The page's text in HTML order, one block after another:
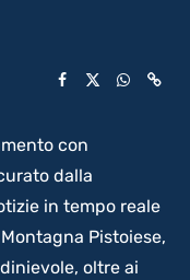
con
dalla
in tempo reale
Pistoiese,
oltre ai